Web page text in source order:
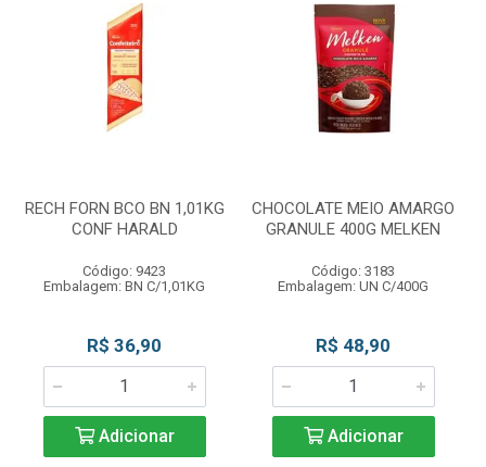
RECH FORN BCO BN 1,01KG
CONF HARALD
Código: 9423
Embalagem: BN C/1,01KG
R$ 36,90
Adicionar
CHOCOLATE MEIO AMARGO
GRANULE 400G MELKEN
Código: 3183
Embalagem: UN C/400G
R$ 48,90
Adicionar